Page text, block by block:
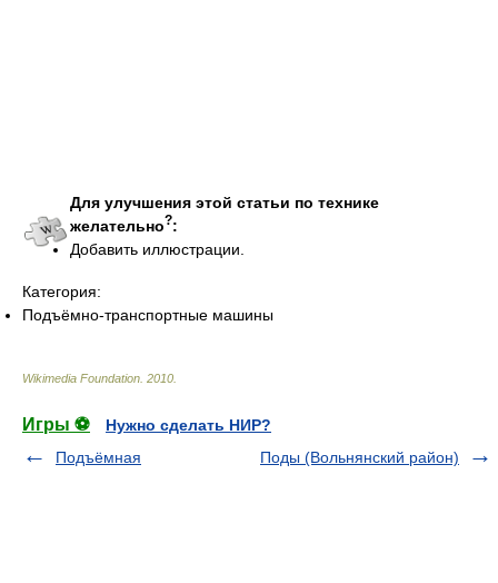
Для улучшения этой статьи по технике
желательно?:
Добавить иллюстрации.
Категория:
Подъёмно-транспортные машины
Wikimedia Foundation 2010
Игры ⚽
Нужно сделать НИР?
Подъёмная
Поды (Вольнянский район)